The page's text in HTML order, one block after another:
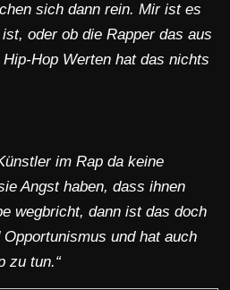
sich dann rein. Mir ist es
oder ob die Rapper das aus
Hop Werten hat das nichts
im Rap da keine
Angst haben, dass ihnen
wegbricht, dann ist das doch
und hat auch
zu tun.“